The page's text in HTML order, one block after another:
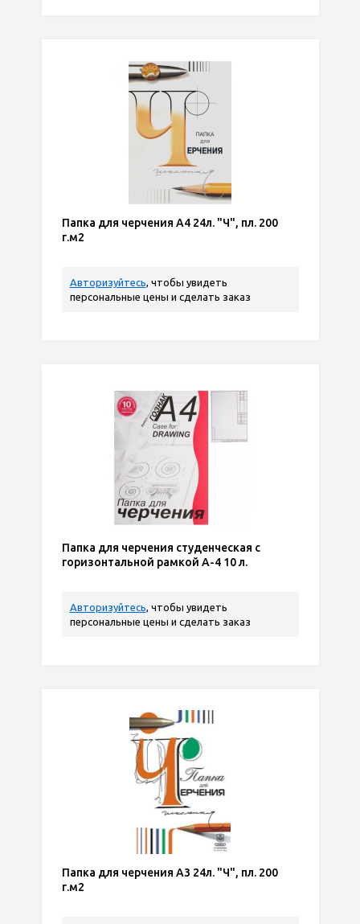
Папка для черчения А4 24л. "Ч", пл. 200
г.м2
Авторизуйтесь, чтобы увидеть
персональные цены и сделать заказ
Папка для черчения студенческая с
горизонтальной рамкой А-4 10 л.
Авторизуйтесь, чтобы увидеть
персональные цены и сделать заказ
Папка для черчения А3 24л. "Ч", пл. 200
г.м2